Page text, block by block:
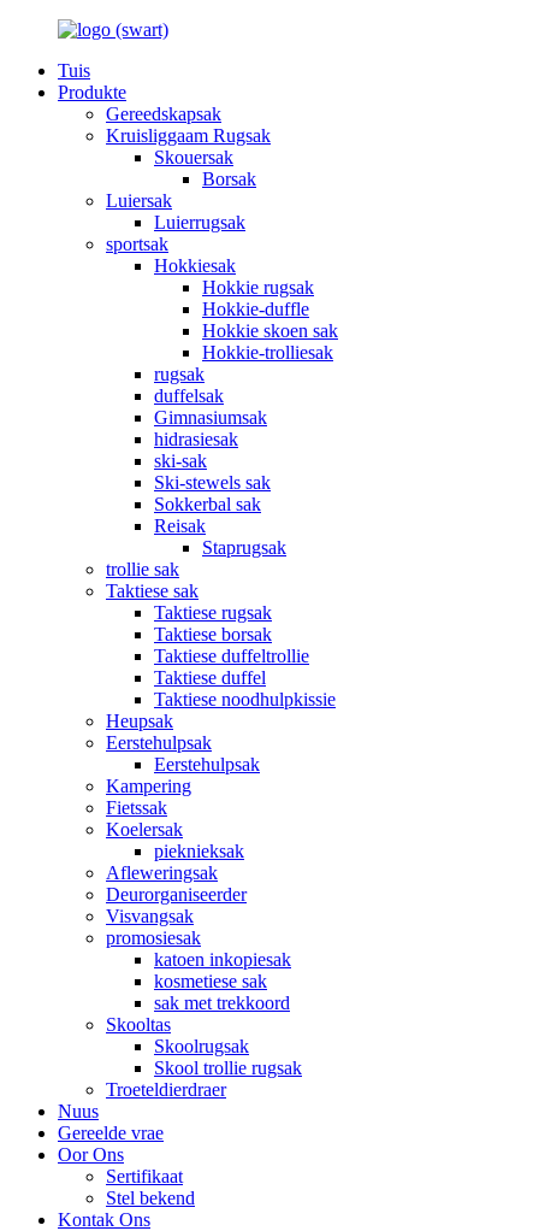
Tuis
Produkte
Gereedskapsak
Kruisliggaam Rugsak
Skouersak
Borsak
Luiersak
Luierrugsak
sportsak
Hokkiesak
Hokkie rugsak
Hokkie-duffle
Hokkie skoen sak
Hokkie-trolliesak
rugsak
duffelsak
Gimnasiumsak
hidrasiesak
ski-sak
Ski-stewels sak
Sokkerbal sak
Reisak
Staprugsak
trollie sak
Taktiese sak
Taktiese rugsak
Taktiese borsak
Taktiese duffeltrollie
Taktiese duffel
Taktiese noodhulpkissie
Heupsak
Eerstehulpsak
Eerstehulpsak
Kampering
Fietssak
Koelersak
pieknieksak
Afleweringsak
Deurorganiseerder
Visvangsak
promosiesak
katoen inkopiesak
kosmetiese sak
sak met trekkoord
Skooltas
Skoolrugsak
Skool trollie rugsak
Troeteldierdraer
Nuus
Gereelde vrae
Oor Ons
Sertifikaat
Stel bekend
Kontak Ons